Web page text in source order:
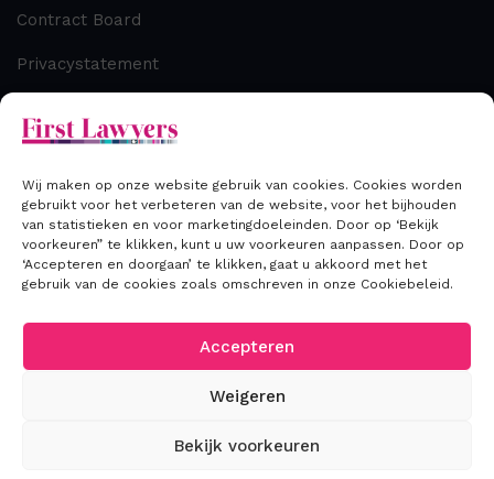
Wij maken op onze website gebruik van cookies. Cookies worden
gebruikt voor het verbeteren van de website, voor het bijhouden
van statistieken en voor marketingdoeleinden. Door op ‘Bekijk
voorkeuren” te klikken, kunt u uw voorkeuren aanpassen. Door op
‘Accepteren en doorgaan’ te klikken, gaat u akkoord met het
gebruik van de cookies zoals omschreven in onze Cookiebeleid.
Accepteren
Weigeren
Bekijk voorkeuren
Contract Board
Privacystatement
Contact
T: +31 (0) 70 306 00 33
E: info@firstlawyers.nl